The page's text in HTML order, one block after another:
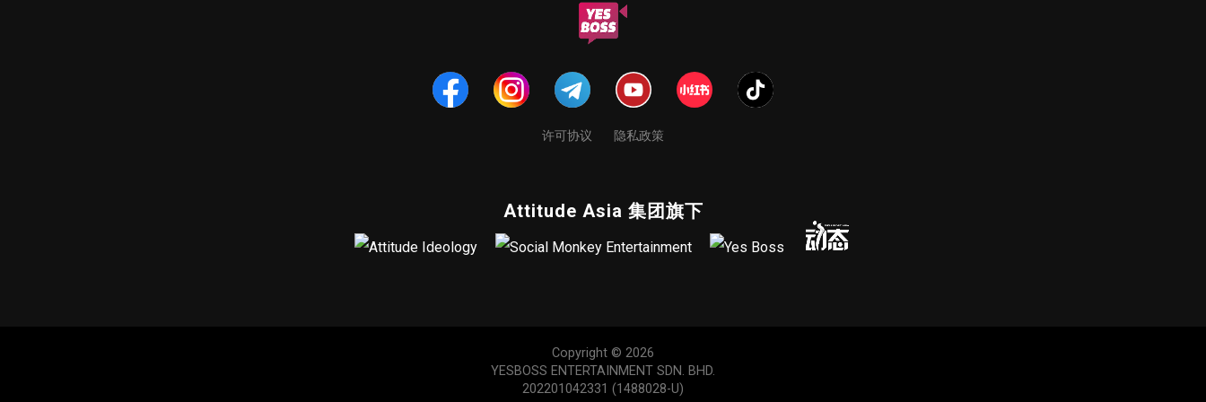
许可协议 隐私政策
Attitude Asia 集团旗下
Copyright © 2026
YESBOSS ENTERTAINMENT SDN. BHD.
202201042331 (1488028-U)